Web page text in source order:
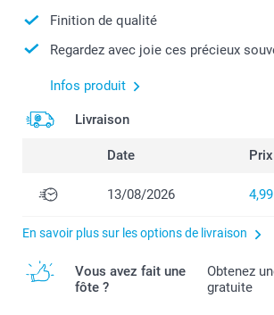
Finition de qualité
Regardez avec joie ces précieux
Infos produit
Livraison
Date Prix
13/08/2026 4,99
En savoir plus sur les options de livraison
Vous avez fait une
fôte ?
Obtenez
gratuite